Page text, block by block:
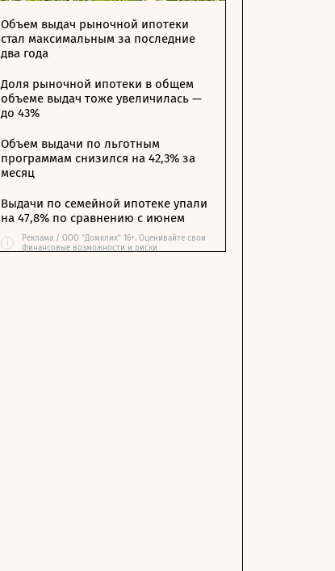
Объем выдач рыночной ипотеки
стал максимальным за последние
два года
Доля рыночной ипотеки в общем
объеме выдач тоже увеличилась —
до 43%
Объем выдачи по льготным
программам снизился на 42,3% за
месяц
Выдачи по семейной ипотеке упали
на 47,8% по сравнению с июнем
i
Реклама / ООО "Домклик" 16+. Оценивайте свои
финансовые возможности и риски